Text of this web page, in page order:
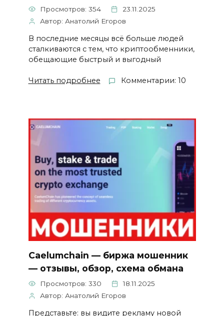
Просмотров: 354
23.11.2025
Автор: Анатолий Егоров
В последние месяцы всё больше людей
сталкиваются с тем, что криптообменники,
обещающие быстрый и выгодный
Читать подробнее Комментарии: 10
Caelumchain — биржа мошенник
— отзывы, обзор, схема обмана
Просмотров: 330
18.11.2025
Автор: Анатолий Егоров
Представьте: вы видите рекламу новой